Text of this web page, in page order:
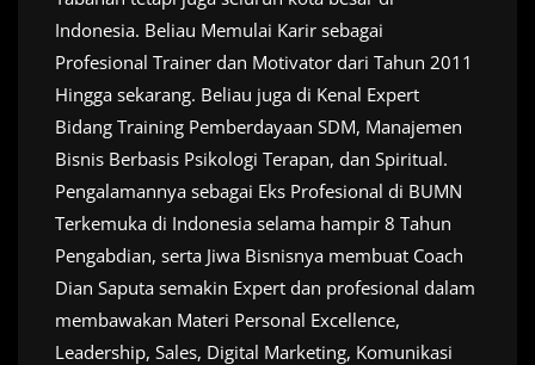
Indonesia. Beliau Memulai Karir sebagai
Profesional Trainer dan Motivator dari Tahun 2011
Hingga sekarang. Beliau juga di Kenal Expert
Bidang Training Pemberdayaan SDM, Manajemen
Bisnis Berbasis Psikologi Terapan, dan Spiritual.
Pengalamannya sebagai Eks Profesional di BUMN
Terkemuka di Indonesia selama hampir 8 Tahun
Pengabdian, serta Jiwa Bisnisnya membuat Coach
Dian Saputa semakin Expert dan profesional dalam
membawakan Materi Personal Excellence,
Leadership, Sales, Digital Marketing, Komunikasi